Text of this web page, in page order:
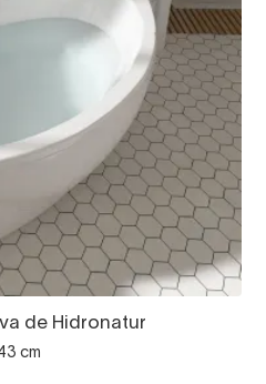
de Hidronatur
cm